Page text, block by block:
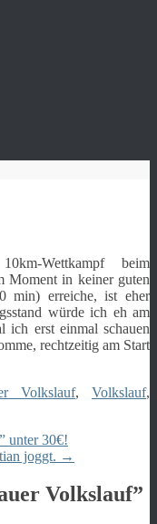
Wettkampf beim
in keiner guten
min) erreiche, ist eher
würde ich eh am
ich erst einmal schauen
rechtzeitig am Start
Volkslauf, Volkslauf,
unter 30€!
joggt. →
Volkslauf”